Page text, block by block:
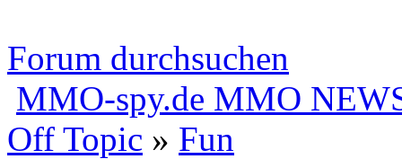
Forum durchsuchen
MMO-spy.de MMO
Off Topic » Fun